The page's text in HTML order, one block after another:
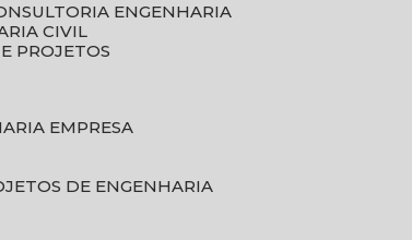
ENGENHARIA
CIVIL
PROJETOS
EMPRESA
DE ENGENHARIA